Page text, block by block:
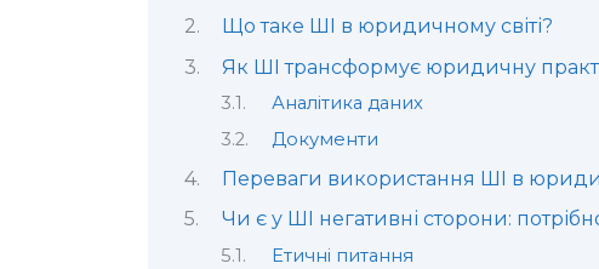
Що таке ШІ в юридичному світі?
Як ШІ трансформує юридичну
Аналітика даних
Документи
Переваги використання ШІ в
Чи є у ШІ негативні сторони:
Етичні питання